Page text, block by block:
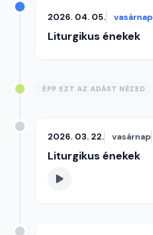
2026. 04. 05. vasárnap
Liturgikus énekek
ÉPP EZT AZ ADÁST NÉZED
2026. 03. 22. vasárnap
Liturgikus énekek